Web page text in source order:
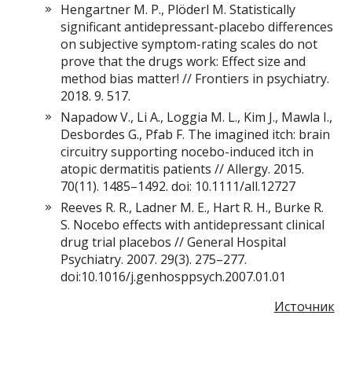
Hengartner M. P., Plöderl M. Statistically
significant antidepressant-placebo differences
on subjective symptom-rating scales do not
prove that the drugs work: Effect size and
method bias matter! // Frontiers in psychiatry.
2018. 9. 517.
Napadow V., Li A., Loggia M. L., Kim J., Mawla I.,
Desbordes G., Pfab F. The imagined itch: brain
circuitry supporting nocebo-induced itch in
atopic dermatitis patients // Allergy. 2015.
70(11). 1485–1492. doi: 10.1111/all.12727
Reeves R. R., Ladner M. E., Hart R. H., Burke R.
S. Nocebo effects with antidepressant clinical
drug trial placebos // General Hospital
Psychiatry. 2007. 29(3). 275–277.
doi:10.1016/j.genhosppsych.2007.01.01
Источник